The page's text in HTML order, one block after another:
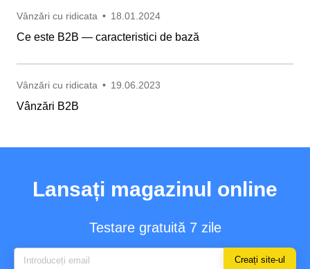
Vânzări cu ridicata • 18.01.2024
Ce este B2B — caracteristici de bază
Vânzări cu ridicata • 19.06.2023
Vânzări B2B
Lansați magazinul online
Testare gratuită 7 zile
Creați site-ul